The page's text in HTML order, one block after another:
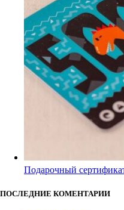
Подарочный
ПОСЛЕДНИЕ КОМЕНТАРИИ